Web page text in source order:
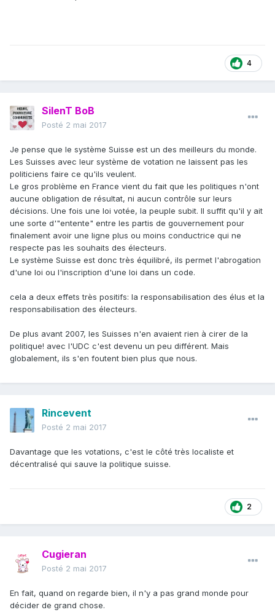
4
SilenT BoB
Posté 2 mai 2017
Je pense que le système Suisse est un des meilleurs du monde.
Les Suisses avec leur système de votation ne laissent pas les
politiciens faire ce qu'ils veulent.
Le gros problème en France vient du fait que les politiques n'ont
aucune obligation de résultat, ni aucun contrôle sur leurs
décisions. Une fois une loi votée, la peuple subit. Il suffit qu'il y ait
une sorte d'"entente" entre les partis de gouvernement pour
finalement avoir une ligne plus ou moins conductrice qui ne
respecte pas les souhaits des électeurs.
Le système Suisse est donc très équilibré, ils permet l'abrogation
d'une loi ou l'inscription d'une loi dans un code.
cela a deux effets très positifs: la responsabilisation des élus et la
responsabilisation des électeurs.
De plus avant 2007, les Suisses n'en avaient rien à cirer de la
politique! avec l'UDC c'est devenu un peu différent. Mais
globalement, ils s'en foutent bien plus que nous.
Rincevent
Posté 2 mai 2017
Davantage que les votations, c'est le côté très localiste et
décentralisé qui sauve la politique suisse.
2
Cugieran
Posté 2 mai 2017
En fait, quand on regarde bien, il n'y a pas grand monde pour
décider de grand chose.